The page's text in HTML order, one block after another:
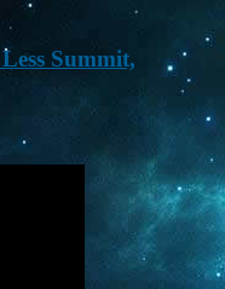
Summit,